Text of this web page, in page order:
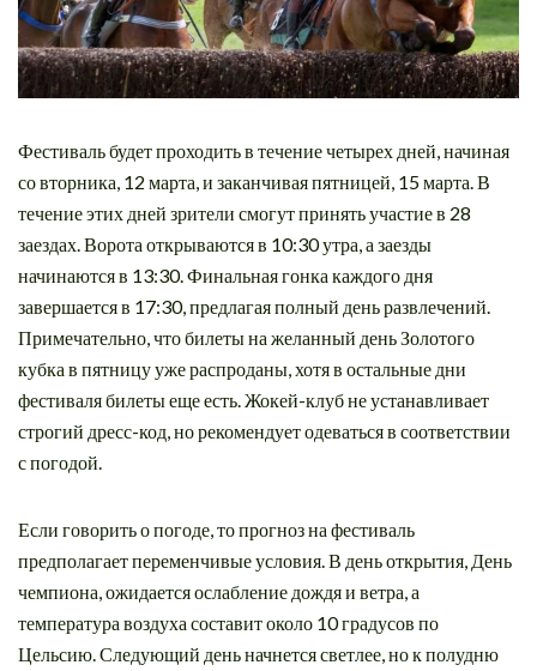
Фестиваль будет проходить в течение четырех дней, начиная
со вторника, 12 марта, и заканчивая пятницей, 15 марта. В
течение этих дней зрители смогут принять участие в 28
заездах. Ворота открываются в 10:30 утра, а заезды
начинаются в 13:30. Финальная гонка каждого дня
завершается в 17:30, предлагая полный день развлечений.
Примечательно, что билеты на желанный день Золотого
кубка в пятницу уже распроданы, хотя в остальные дни
фестиваля билеты еще есть. Жокей-клуб не устанавливает
строгий дресс-код, но рекомендует одеваться в соответствии
с погодой.
Если говорить о погоде, то прогноз на фестиваль
предполагает переменчивые условия. В день открытия, День
чемпиона, ожидается ослабление дождя и ветра, а
температура воздуха составит около 10 градусов по
Цельсию. Следующий день начнется светлее, но к полудню